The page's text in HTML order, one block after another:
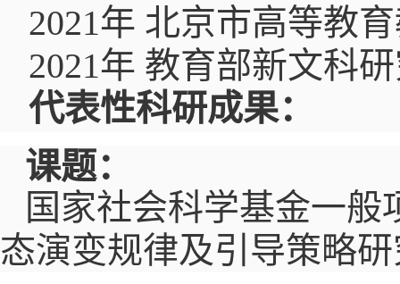
2021年 北京市高等教
2021年 教育部新文科
代表性科研成果：
课题：
国家社会科学基金一
态演变规律及引导策略